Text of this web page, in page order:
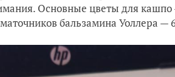
Основные цветы для
бальзамина Уоллера —